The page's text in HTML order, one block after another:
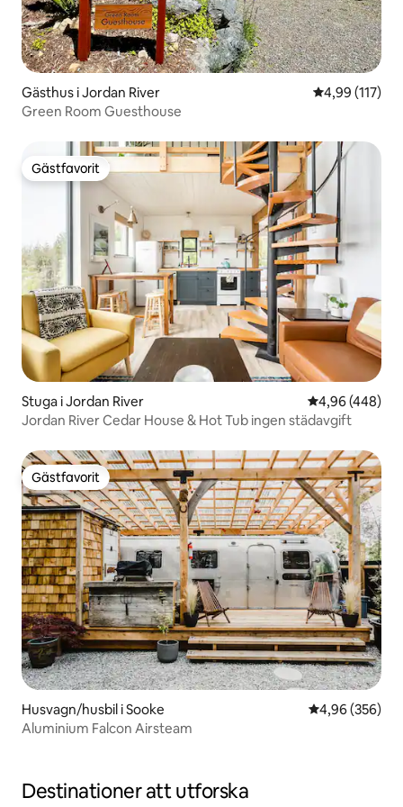
Gästhus i Jordan River 4,99 av 5 i
4,99 (117)
Green Room Guesthouse
Gästfavorit
Gästfavorit
Stuga i Jordan River 4,96 av 5 i
4,96 (448)
Jordan River Cedar House & Hot Tub ingen städavgift
Gästfavorit
Gästfavorit
Husvagn/husbil i Sooke 4,96 av 5 i
4,96 (356)
Aluminium Falcon Airsteam
Destinationer att utforska